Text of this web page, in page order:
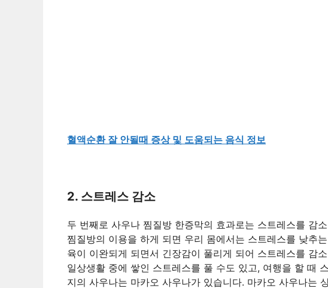
혈액순환 잘 안될때 증상 및 도움되는 음식 정보
2. 스트레스 감소
두 번째로 사우나 찜질방 한증막의 효과로는 스트레스를 감
찜질방의 이용을 하게 되면 우리 몸에서는 스트레스를 낮추
육이 이완되게 되면서 긴장감이 풀리게 되어 스트레스를 감
일상생활 중에 쌓인 스트레스를 풀 수도 있고, 여행을 할 때
지의 사우나는 마카오 사우나가 있습니다. 마카오 사우나는